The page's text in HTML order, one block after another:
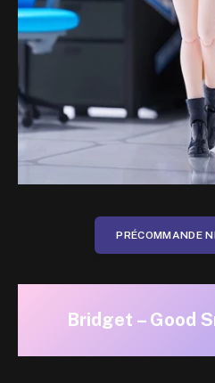
PRÉCOMMANDE
Bridget – Good